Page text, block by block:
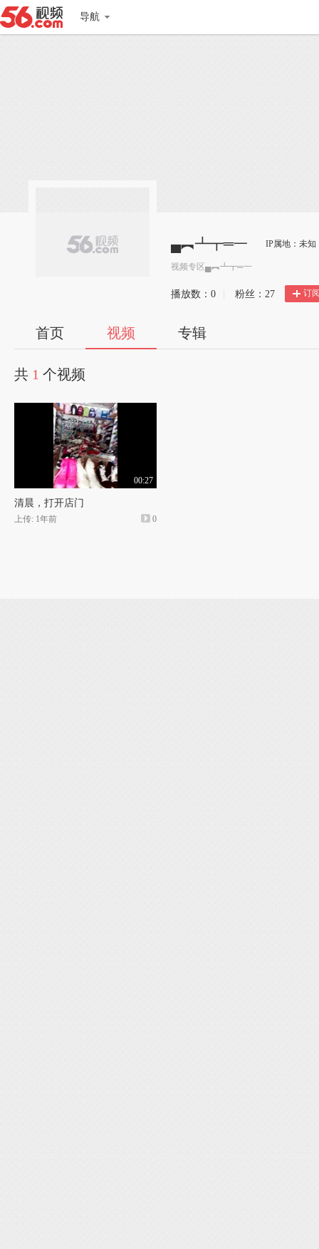
导航
▄︻┻┳═一 IP属地：未知
视频专区▄︻┻┳═一
播放数： 0 粉丝： 27 订
首页 视频 专辑
共 1 个视频
00:27
清晨，打开店门
上传: 1年前 0